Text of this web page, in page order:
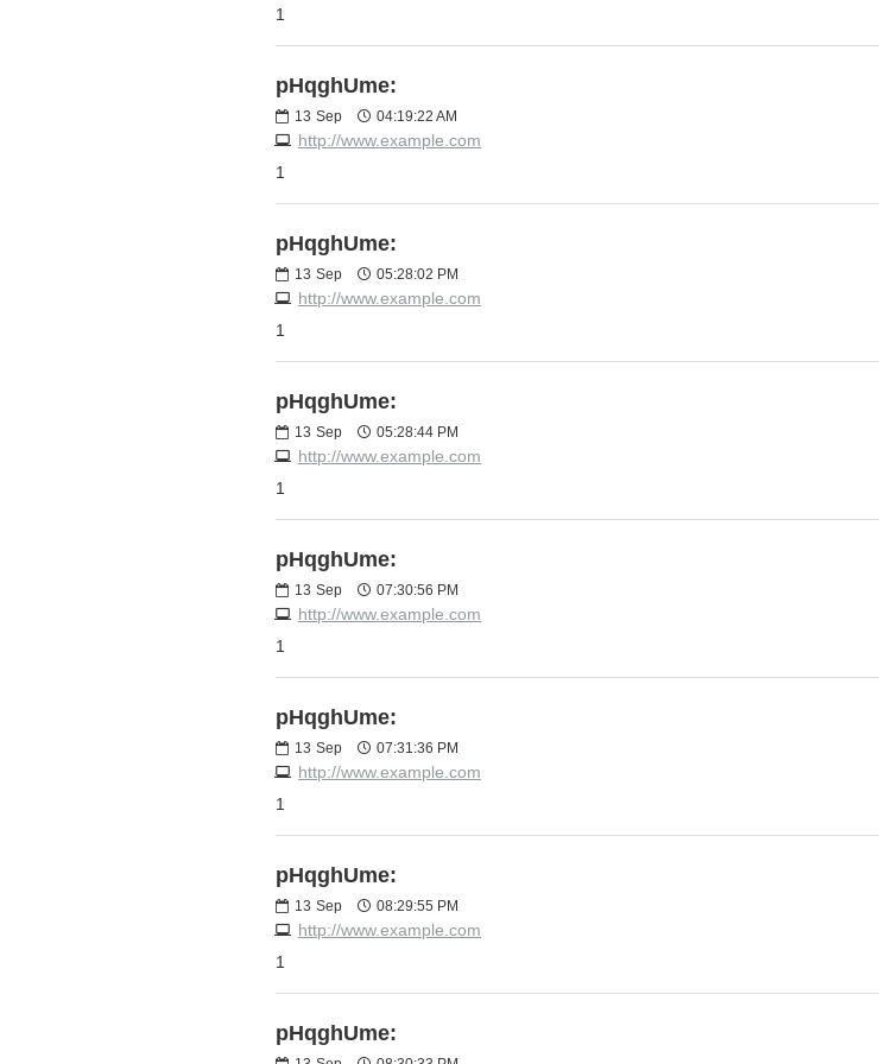
1
pHqghUme:
13 Sep 04:19:22 AM
http://www.example.com
1
pHqghUme:
13 Sep 05:28:02 PM
http://www.example.com
1
pHqghUme:
13 Sep 05:28:44 PM
http://www.example.com
1
pHqghUme:
13 Sep 07:30:56 PM
http://www.example.com
1
pHqghUme:
13 Sep 07:31:36 PM
http://www.example.com
1
pHqghUme:
13 Sep 08:29:55 PM
http://www.example.com
1
pHqghUme: